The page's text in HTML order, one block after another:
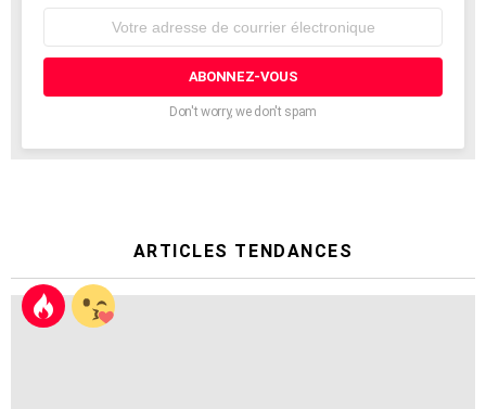
courrier
Don't worry, we don't spam
ARTICLES TENDANCES